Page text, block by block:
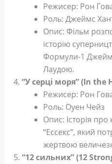
Режисер: Рон
Роль: Джеймс
Опис: Фільм
історію
Формули-1
Лаудою.
“У серці моря” (In the
Режисер: Рон
Роль: Оуен Чейз
Опис: Історія
“Ессекс”, який
жертвою
“12 сильних” (12